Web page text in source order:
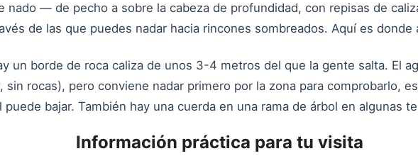
nado — de pecho a sobre la cabeza de profundidad, con repisas de
de las que puedes nadar hacia rincones sombreados. Aquí es donde
un borde de roca caliza de unos 3-4 metros del que la gente salta. El
rocas), pero conviene nadar primero por la zona para comprobarlo,
puede bajar. También hay una cuerda en una rama de árbol en algunas
Información práctica para tu visita